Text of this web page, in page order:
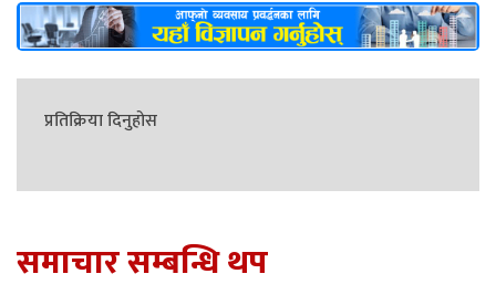
प्रतिक्रिया दिनुहोस
समाचार सम्बन्धि थप